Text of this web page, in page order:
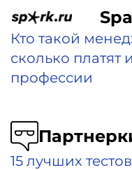
Кто такой
сколько платят
профессии
15 лучших
Для
детей